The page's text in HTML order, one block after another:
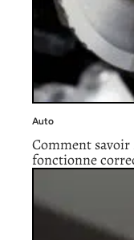
Auto
Comment
fonctionne